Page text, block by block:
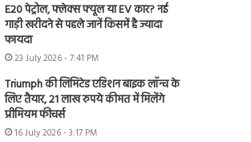
E20 पेट्रोल, फ्लेक्स फ्यूल या EV कार? नई
गाड़ी खरीदने से पहले जानें किसमें है ज्यादा
फायदा
23 July 2026 - 7:41 PM
Triumph की लिमिटेड एडिशन बाइक लॉन्च के
लिए तैयार, 21 लाख रुपये कीमत में मिलेंगे
प्रीमियम फीचर्स
16 July 2026 - 3:17 PM